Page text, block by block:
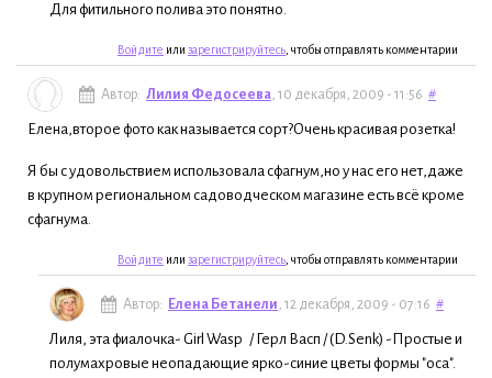
Для фитильного полива это понятно.
Войдите или зарегистрируйтесь , чтобы отправлять комментарии
Автор: Лилия Федосеева , 10 декабря, 2009 - 11:56 #
Елена,второе фото как называется сорт?Очень красивая розетка!
Я бы с удовольствием использовала сфагнум,но у нас его нет,даже
в крупном региональном садоводческом магазине есть всё кроме
сфагнума.
Войдите или зарегистрируйтесь , чтобы отправлять комментарии
Автор: Елена Бетанели , 12 декабря, 2009 - 07:16 #
Лиля, эта фиалочка- Girl Wasp / Герл Васп / (D.Senk) -Простые и
полумахровые неопадающие ярко-синие цветы формы "оса".